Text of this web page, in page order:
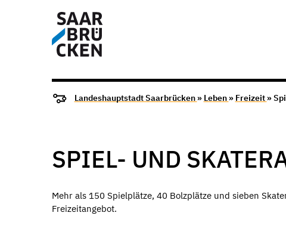
Landeshauptstadt Saarbrücken » Leben » Freizeit »
SPIEL- UND
Mehr als 150 Spielplätze, 40 Bolzplätze und sieben
Freizeitangebot.